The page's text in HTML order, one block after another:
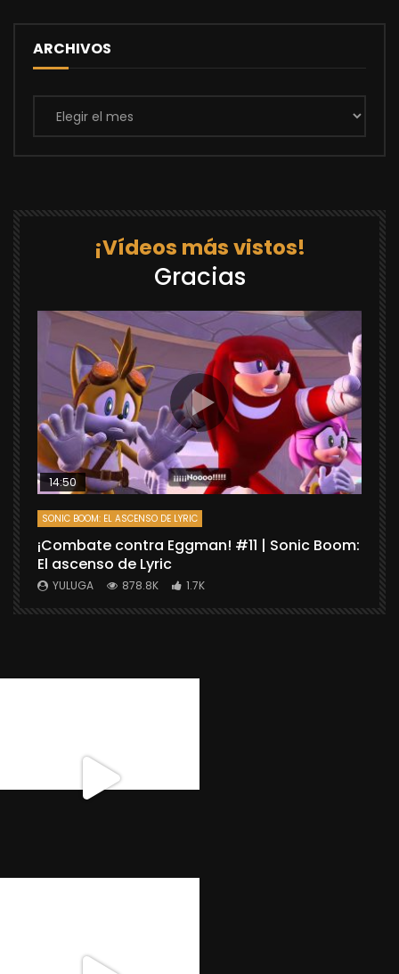
ARCHIVOS
Archivos
¡Vídeos más vistos!
Gracias
14:50
SONIC BOOM: EL ASCENSO DE LYRIC
¡Combate contra Eggman! #11 | Sonic Boom:
El ascenso de Lyric
YULUGA 878.8K 1.7K